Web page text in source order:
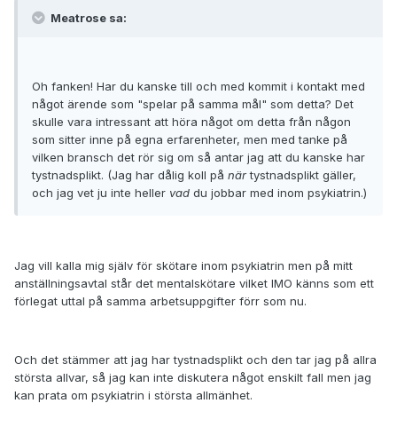
Meatrose sa:
Oh fanken! Har du kanske till och med kommit i kontakt med
något ärende som "spelar på samma mål" som detta? Det
skulle vara intressant att höra något om detta från någon
som sitter inne på egna erfarenheter, men med tanke på
vilken bransch det rör sig om så antar jag att du kanske har
tystnadsplikt. (Jag har dålig koll på närtystnadsplikt gäller,
och jag vet ju inte heller vad du jobbar med inom psykiatrin.)
Jag vill kalla mig själv för skötare inom psykiatrin men på mitt
anställningsavtal står det mentalskötare vilket IMO känns som ett
förlegat uttal på samma arbetsuppgifter förr som nu.
Och det stämmer att jag har tystnadsplikt och den tar jag på allra
största allvar, så jag kan inte diskutera något enskilt fall men jag
kan prata om psykiatrin i största allmänhet.